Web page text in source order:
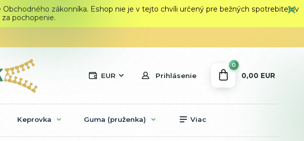
zákonníka. Eshop nie je v tejto chvíli určený pre bežných spotrebiteľov
pochopenie.
EUR Prihlásenie
0
0,00 EUR
Keprovka Guma (pruženka) Viac